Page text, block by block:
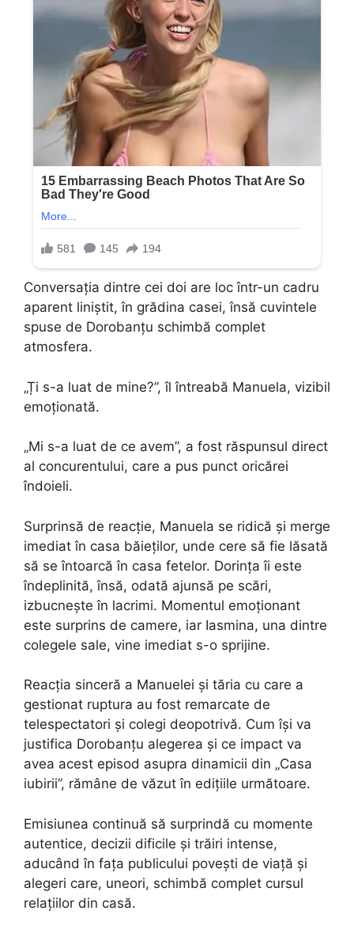
Conversația dintre cei doi are loc într-un cadru
aparent liniștit, în grădina casei, însă cuvintele
spuse de Dorobanțu schimbă complet
atmosfera.
„Ți s-a luat de mine?”, îl întreabă Manuela, vizibil
emoționată.
„Mi s-a luat de ce avem”, a fost răspunsul direct
al concurentului, care a pus punct oricărei
îndoieli.
Surprinsă de reacție, Manuela se ridică și merge
imediat în casa băieților, unde cere să fie lăsată
să se întoarcă în casa fetelor. Dorința îi este
îndeplinită, însă, odată ajunsă pe scări,
izbucnește în lacrimi. Momentul emoționant
este surprins de camere, iar Iasmina, una dintre
colegele sale, vine imediat s-o sprijine.
Reacția sinceră a Manuelei și tăria cu care a
gestionat ruptura au fost remarcate de
telespectatori și colegi deopotrivă. Cum își va
justifica Dorobanțu alegerea și ce impact va
avea acest episod asupra dinamicii din „Casa
iubirii”, rămâne de văzut în edițiile următoare.
Emisiunea continuă să surprindă cu momente
autentice, decizii dificile și trăiri intense,
aducând în fața publicului povești de viață și
alegeri care, uneori, schimbă complet cursul
relațiilor din casă.